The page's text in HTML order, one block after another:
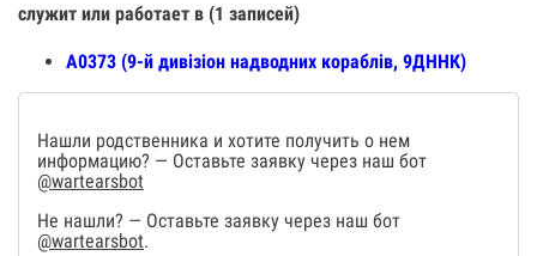
служит или работает в (1 записей)
А0373 (9-й дивізіон надводних кораблів, 9ДННК)
Нашли родственника и хотите получить о нем
информацию? — Оставьте заявку через наш бот
@wartearsbot
Не нашли? — Оставьте заявку через наш бот
@wartearsbot.